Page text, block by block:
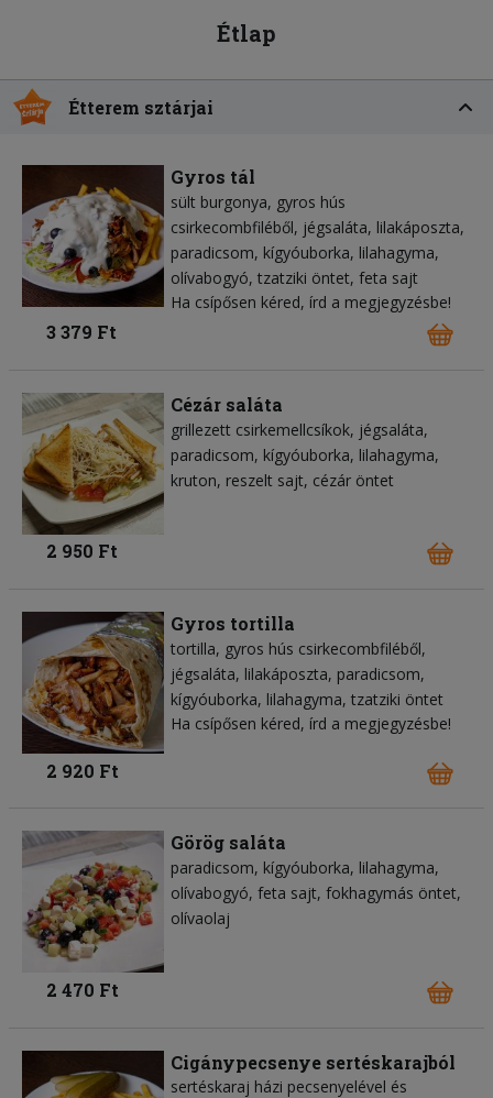
Étlap
Étterem sztárjai
Gyros tál
sült burgonya gyros hús
csirkecombfiléből jégsaláta lilakáposzta
paradicsom kígyóuborka lilahagyma
olívabogyó tzatziki öntet feta sajt
Ha csípősen kéred, írd a megjegyzésbe!
3 379 Ft
Cézár saláta
grillezett csirkemellcsíkok jégsaláta
paradicsom kígyóuborka lilahagyma
kruton reszelt sajt cézár öntet
2 950 Ft
Gyros tortilla
tortilla gyros hús csirkecombfiléből
jégsaláta lilakáposzta paradicsom
kígyóuborka lilahagyma tzatziki öntet
Ha csípősen kéred, írd a megjegyzésbe!
2 920 Ft
Görög saláta
paradicsom kígyóuborka lilahagyma
olívabogyó feta sajt fokhagymás öntet
olívaolaj
2 470 Ft
Cigánypecsenye sertéskarajból
sertéskaraj házi pecsenyelével és